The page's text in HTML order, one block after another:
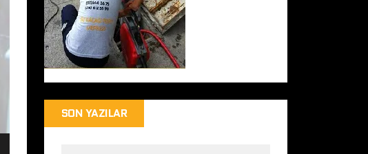
SON YAZILAR